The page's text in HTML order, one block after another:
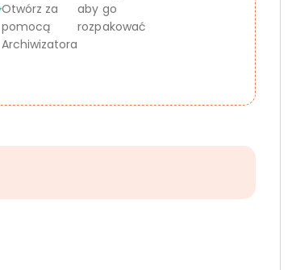
Otwórz za
pomocą
Archiwizatora
aby go
rozpakować